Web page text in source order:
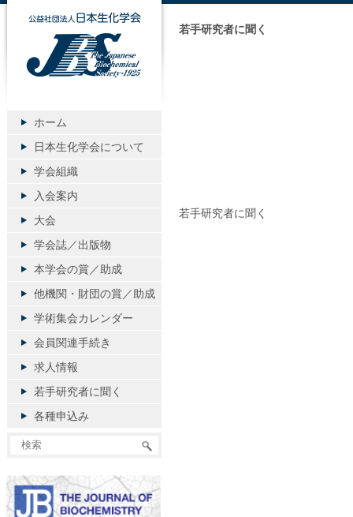
若手研究者に聞く
若手研究者に聞く
公益社団法人日本生化学会
ホーム
日本生化学会について
学会組織
入会案内
大会
学会誌／出版物
本学会の賞／助成
他機関・財団の賞／助成
学術集会カレンダー
会員関連手続き
求人情報
若手研究者に聞く
各種申込み